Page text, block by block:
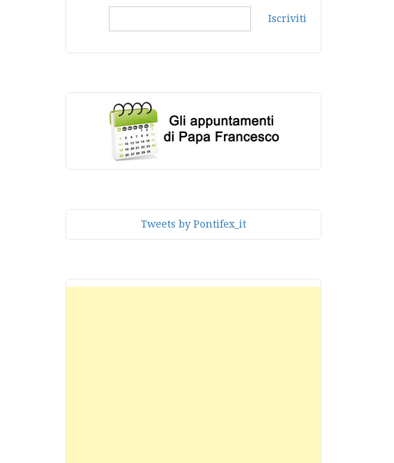
Iscriviti
Tweets by Pontifex_it